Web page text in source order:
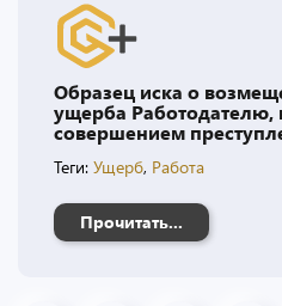
Образец иска о
ущерба Работодателю,
совершением
Теги: Ущерб, Работа
Прочитать...